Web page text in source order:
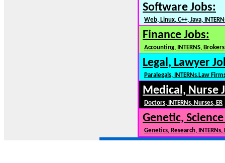
Software Jobs:
Web, Linux, C++, Java,
Finance Jobs:
Accounting, INTERNS,
Legal, Lawyer
Paralegals, INTERNs,Law
Medical, Nurse
Doctors, INTERNs, Nurses, ER
Genetic,
Genetics, Research,